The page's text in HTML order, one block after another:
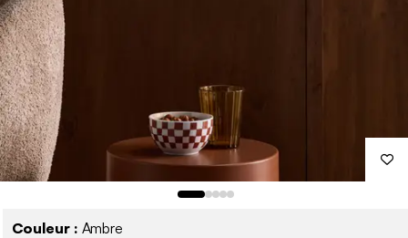
Couleur : Ambre